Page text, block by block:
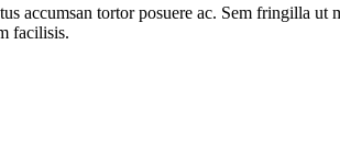
accumsan tortor posuere ac. Sem fringilla
facilisis.